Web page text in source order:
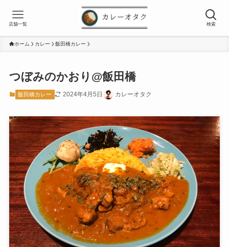
検索
店舗一覧
ホーム カレー 飯田橋カレー
つぼみのかおり@飯田橋
飯田橋カレー 2024年4月5日 カレーオタク